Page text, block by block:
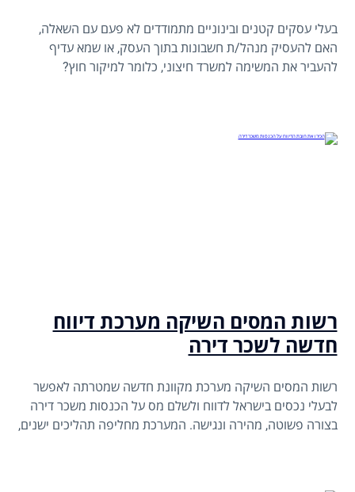
בעלי עסקים קטנים ובינוניים מתמודדים לא פעם עם השאלה,
האם להעסיק מנהל/ת חשבונות בתוך העסק, או שמא עדיף
להעביר את המשימה למשרד חיצוני, כלומר למיקור חוץ?
רשות המסים השיקה מערכת דיווח
חדשה לשכר דירה
רשות המסים השיקה מערכת מקוונת חדשה שמטרתה לאפשר
לבעלי נכסים בישראל לדווח ולשלם מס על הכנסות משכר דירה
בצורה פשוטה, מהירה ונגישה. המערכת מחליפה תהליכים ישנים,